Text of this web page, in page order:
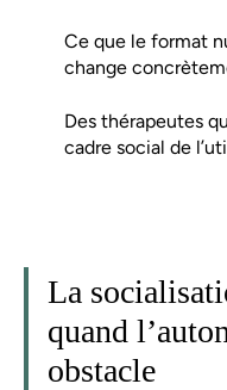
Ce que le format
change
Des thérapeutes
cadre social de
La
quand
obstacle